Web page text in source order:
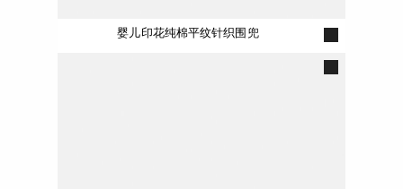
婴儿印花纯棉平纹针织围兜